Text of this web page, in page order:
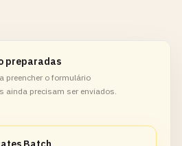
preparadas
preencher o formulário
ainda precisam ser enviados.